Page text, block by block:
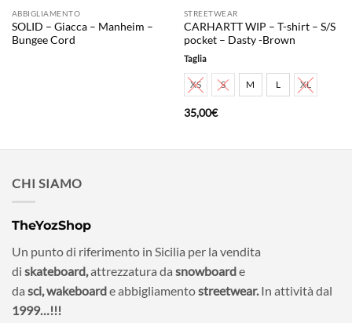
ABBIGLIAMENTO
SOLID – Giacca – Manheim –
Bungee Cord
STREETWEAR
CARHARTT WIP – T-shirt – S/S
pocket – Dasty -Brown
Taglia
XS S M L XL
35,00€
CHI SIAMO
TheYozShop
Un punto di riferimento in Sicilia per la vendita
di skateboard,attrezzatura da snowboarde
da sci,wakeboarde abbigliamentostreetwear.In attività dal
1999…!!!